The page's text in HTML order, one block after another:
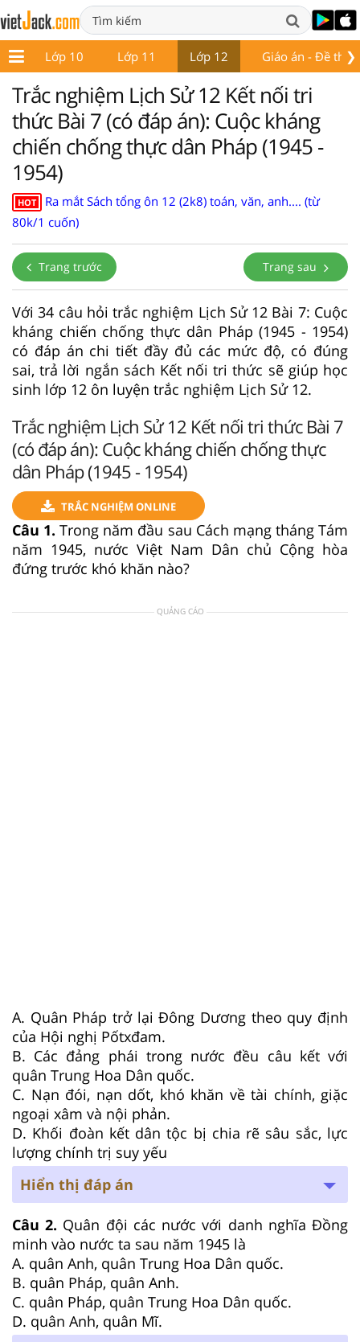
❯
9 Lớp 10 Lớp 11 Lớp 12 Giáo án - Đề thi
Trắc nghiệm Lịch Sử 12 Kết nối tri
thức Bài 7 (có đáp án): Cuộc kháng
chiến chống thực dân Pháp (1945 -
1954)
HOT
Ra mắt Sách tổng ôn 12 (2k8) toán, văn, anh.... (từ
80k/1 cuốn)
Trang trước Trang sau
Với 34 câu hỏi trắc nghiệm Lịch Sử 12 Bài 7: Cuộc
kháng chiến chống thực dân Pháp (1945 - 1954)
có đáp án chi tiết đầy đủ các mức độ, có đúng
sai, trả lời ngắn sách Kết nối tri thức sẽ giúp học
sinh lớp 12 ôn luyện trắc nghiệm Lịch Sử 12.
Trắc nghiệm Lịch Sử 12 Kết nối tri thức Bài 7
(có đáp án): Cuộc kháng chiến chống thực
dân Pháp (1945 - 1954)
TRẮC NGHIỆM ONLINE
Câu 1.Trong năm đầu sau Cách mạng tháng Tám
năm 1945, nước Việt Nam Dân chủ Cộng hòa
đứng trước khó khăn nào?
QUẢNG CÁO
A. Quân Pháp trở lại Đông Dương theo quy định
của Hội nghị Pốtxđam.
B. Các đảng phái trong nước đều câu kết với
quân Trung Hoa Dân quốc.
C. Nạn đói, nạn dốt, khó khăn về tài chính, giặc
ngoại xâm và nội phản.
D. Khối đoàn kết dân tộc bị chia rẽ sâu sắc, lực
lượng chính trị suy yếu
Hiển thị đáp án
Câu 2. Quân đội các nước với danh nghĩa Đồng
minh vào nước ta sau năm 1945 là
A. quân Anh, quân Trung Hoa Dân quốc.
B. quân Pháp, quân Anh.
C. quân Pháp, quân Trung Hoa Dân quốc.
D. quân Anh, quân Mĩ.